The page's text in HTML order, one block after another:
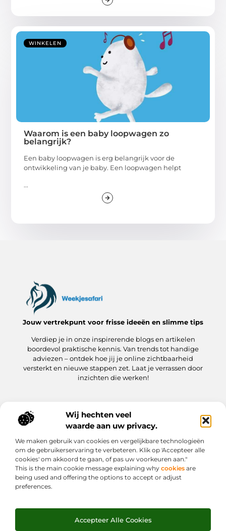
Wij hechten veel
waarde aan uw privacy.
We maken gebruik van cookies en vergelijkbare technologieën
om de gebruikerservaring te verbeteren. Klik op 'Accepteer alle
cookies' om akkoord te gaan, of pas uw voorkeuren aan."
This is the main cookie message explaining why cookies are
being used and offering the options to accept or adjust
preferences.
Accepteer Alle Cookies
WINKELEN
Waarom is een baby loopwagen zo
belangrijk?
Een baby loopwagen is erg belangrijk voor de
ontwikkeling van je baby. Een loopwagen helpt
...
Jouw vertrekpunt voor frisse ideeën en slimme tips
Verdiep je in onze inspirerende blogs en artikelen
boordevol praktische kennis. Van trends tot handige
adviezen – ontdek hoe jij je online zichtbaarheid
versterkt en nieuwe stappen zet. Laat je verrassen door
inzichten die werken!
Onze informatie
Bericht categorie
Website index Cookiebeleid (EU)